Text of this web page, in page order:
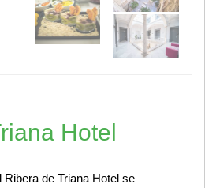
Hotel
Ribera de Triana Hotel se